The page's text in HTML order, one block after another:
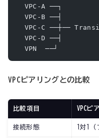
  VPC-A ──┐
  VPC-B ──┤
VPC-C ──┼──
  VPC-D ──┤
  VPN  ──┘
VPCピアリングとの比較
比較項目 VPCピ
接続形態 1対1